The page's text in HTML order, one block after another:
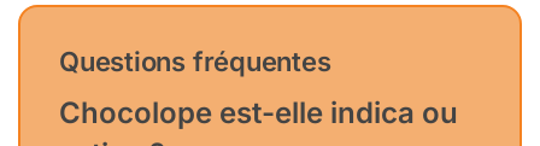
Questions fréquentes
Chocolope est-elle indica ou